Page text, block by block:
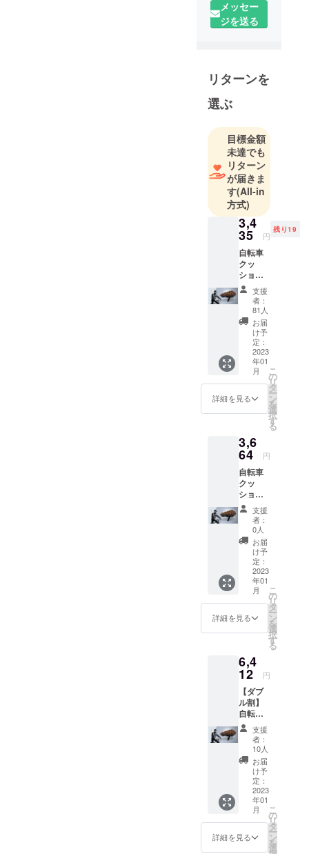
皆さんにも
楽しめるよ
す。
メッセー
ジを送る
リターンを
選ぶ
目標金額
未達でも
リターン
が届きま
す(All-in
方式)
3,4
35 円
残り19
自転車
クッ
ション
CM2.0x
1 ［一
般販売
予定価
4,580円
25%OF
F］ ※サ
イズはS
とMの2
サイズ
からお
ただけ
ます。
※皆様の
応援購
入によ
り量産
効率が
向上し
た場
合、正
規販売
価格が
販売予
定価格
より下
がる可
能性も
ン・仕
様は変
更にな
る可能
性もご
ざいま
す。ご
了承く
ださ
い。 ※
ご注文
状況、
使用部
材の供
給状
況、製
造工程
支援
者：
81人
お届
け予
定：
2023
年01
月
詳細を見る
こ
の
リ
タ
ー
ン
を
選
択
す
る
3,6
64 円
自転車
クッ
ション
CM2.0x
1 ［一
般販売
予定価
4,580円
20%OF
F］ ※サ
イズはS
とMの2
サイズ
からお
ただけ
ます。
※皆様の
応援購
入によ
り量産
効率が
向上し
た場
合、正
規販売
価格が
販売予
定価格
より下
がる可
能性も
支援
者：
0人
お届
け予
定：
2023
年01
月
詳細を見る
こ
の
リ
タ
ー
ン
を
選
択
す
る
6,4
12 円
【ダブ
ル割】
自転車
クッ
ション
CM2.0x
2 ［一
般販売
予定価
9,160円
30%OF
F］ ※サ
イズはS
支援
者：
10人
お届
け予
定：
2023
年01
月
詳細を見る
こ
の
リ
タ
ー
ン
を
選